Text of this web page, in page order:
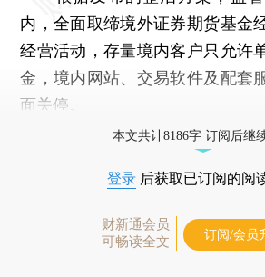
内，全面取缔境外证券期货基金
经营活动，存量境内客户只允许
金，境内网站、交易软件及配套
面关停。
本文共计8186字 订阅后继
登录 后获取已订阅的阅
财新通会员
可畅读全文
订阅/会员